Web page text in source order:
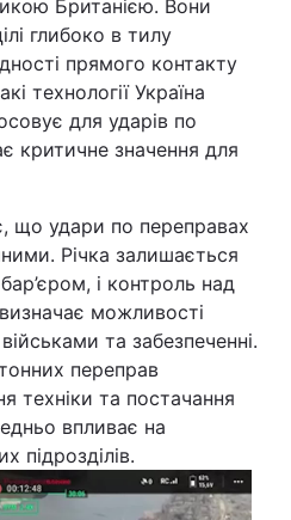
Британією. Вони
глибоко в тилу
прямого контакту
технології Україна
для ударів по
критичне значення для
що удари по переправах
Річка залишається
і контроль над
можливості
та забезпеченні.
переправ
техніки та постачання
впливає на
підрозділів.